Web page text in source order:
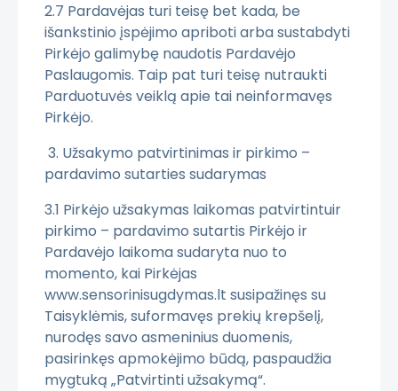
2.7 Pardavėjas turi teisę bet kada, be
išankstinio įspėjimo apriboti arba sustabdyti
Pirkėjo galimybę naudotis Pardavėjo
Paslaugomis. Taip pat turi teisę nutraukti
Parduotuvės veiklą apie tai neinformavęs
Pirkėjo.
3. Užsakymo patvirtinimas ir pirkimo –
pardavimo sutarties sudarymas
3.1 Pirkėjo užsakymas laikomas patvirtintuir
pirkimo – pardavimo sutartis Pirkėjo ir
Pardavėjo laikoma sudaryta nuo to
momento, kai Pirkėjas
www.sensorinisugdymas.lt susipažinęs su
Taisyklėmis, suformavęs prekių krepšelį,
nurodęs savo asmeninius duomenis,
pasirinkęs apmokėjimo būdą, paspaudžia
mygtuką „Patvirtinti užsakymą“.